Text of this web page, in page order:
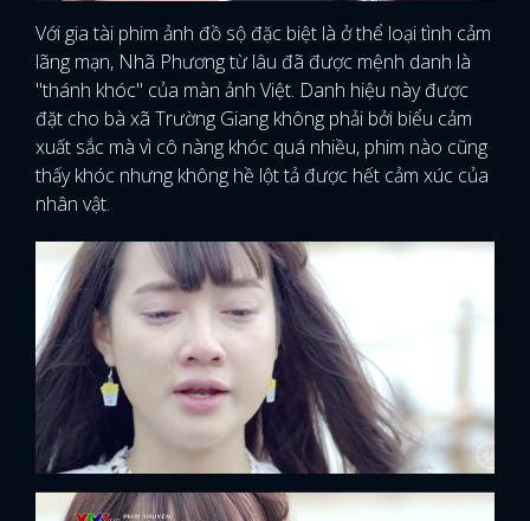
Với gia tài phim ảnh đồ sộ đặc biệt là ở thể loại tình cảm
lãng mạn, Nhã Phương từ lâu đã được mệnh danh là
"thánh khóc" của màn ảnh Việt. Danh hiệu này được
đặt cho bà xã Trường Giang không phải bởi biểu cảm
xuất sắc mà vì cô nàng khóc quá nhiều, phim nào cũng
thấy khóc nhưng không hề lột tả được hết cảm xúc của
nhân vật.